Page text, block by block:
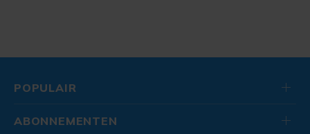
POPULAIR
ABONNEMENTEN